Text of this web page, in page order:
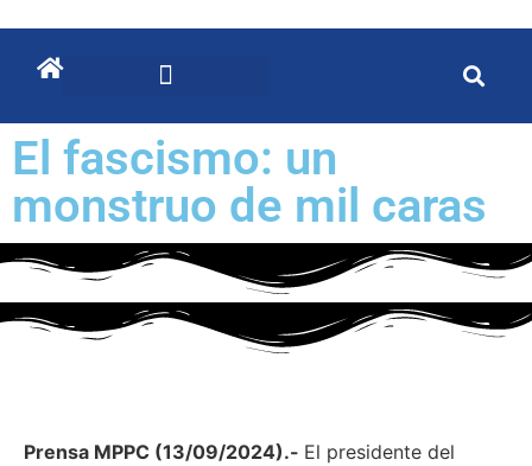
El fascismo: un
monstruo de mil caras
Prensa MPPC (13/09/2024).- El presidente del